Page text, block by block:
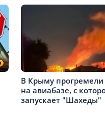
В Крыму
на авиабазе, с
запускает "Шахеды"